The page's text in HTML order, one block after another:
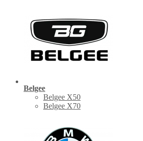
Belgee
Belgee X50
Belgee X70